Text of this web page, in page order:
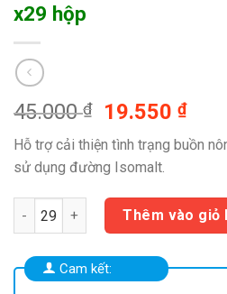
x29 hộp
45.000₫
Giá
gốc
là:
45.000 ₫.
19.550₫Giá
hiện
tại
Hỗ trợ cải thiện tình trạng buồn
sử dụng đường Isomalt.
Genat Gừng Viên ngậm SayTauXe
Thêm vào giỏ
Cam kết: